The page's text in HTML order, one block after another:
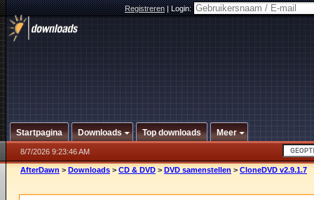
Registreren|Login:
Startpagina Downloads Top downloads Meer
8/7/2026 9:23:46 AM
AfterDawn > Downloads > CD & DVD > DVD samenstellen > CloneDVD v2.9.1.7